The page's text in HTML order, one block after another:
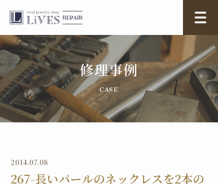
修理事例
2014.07.08
267-長いパールのネックレスを2本の